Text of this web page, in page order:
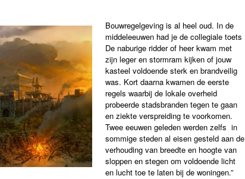
Bouwregelgeving is al heel oud. In de
middeleeuwen had je de collegiale toets
De naburige ridder of heer kwam met
zijn leger en stormram kijken of jouw
kasteel voldoende sterk en brandveilig
was. Kort daarna kwamen de eerste
regels waarbij de lokale overheid
probeerde stadsbranden tegen te gaan
en ziekte verspreiding te voorkomen.
Twee eeuwen geleden werden zelfs in
sommige steden al eisen gesteld aan de
verhouding van breedte en hoogte van
sloppen en stegen om voldoende licht
en lucht toe te laten bij de woningen.”